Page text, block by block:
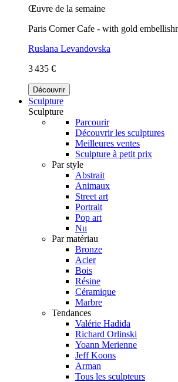
Œuvre de la semaine
Paris Corner Cafe - with gold
Ruslana Levandovska
3 435 €
Découvrir
Sculpture
Sculpture
Parcourir
Découvrir les sculptures
Meilleures ventes
Sculpture à petit prix
Par style
Abstrait
Animaux
Street art
Portrait
Pop art
Nu
Par matériau
Bronze
Acier
Bois
Résine
Céramique
Marbre
Tendances
Valérie Hadida
Richard Orlinski
Yoann Merienne
Jeff Koons
Arman
Tous les sculpteurs